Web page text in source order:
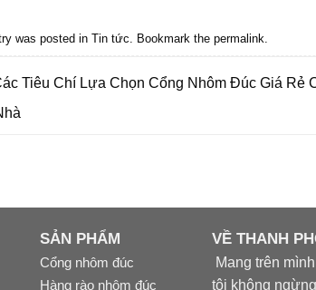
was posted in Tin tức . Bookmark the permalink
Tiêu Chí Lựa Chọn Cổng Nhôm Đúc Giá Rẻ
SẢN PHẨM
Cổng nhôm đúc
Hàng rào nhôm đúc
VỀ THANH
Mang trên
tôi không